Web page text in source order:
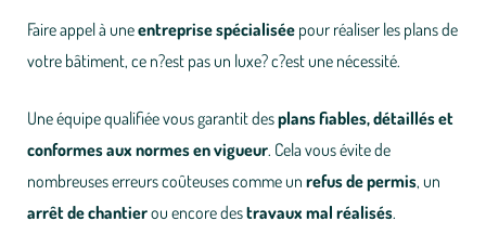
Faire appel à uneentreprise spécialisée pour réaliser les plans de
votre bâtiment, ce n?est pas un luxe? c?est une nécessité.
Une équipe qualifiée vous garantit desplans fiables, détaillés et
conformes aux normes en vigueur. Cela vous évite de
nombreuses erreurs coûteuses comme un refus de permis, un
arrêt de chantierou encore destravaux mal réalisés.